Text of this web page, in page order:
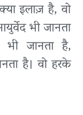
इलाज़ है, वो
भी जानता
भी जानता है,
है। वो हरके